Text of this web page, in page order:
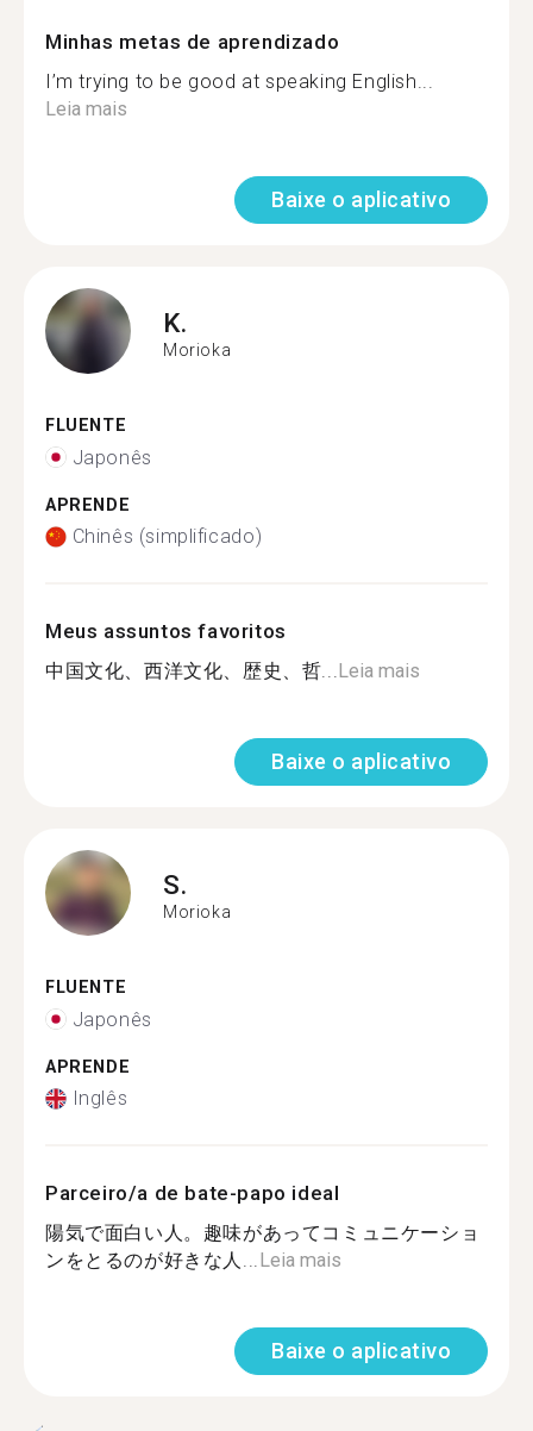
Minhas metas de aprendizado
I’m trying to be good at speaking English...
Leia mais
Baixe o aplicativo
K.
Morioka
FLUENTE
Japonês
APRENDE
Chinês (simplificado)
Meus assuntos favoritos
中国文化、西洋文化、歴史、哲...Leia mais
Baixe o aplicativo
S.
Morioka
FLUENTE
Japonês
APRENDE
Inglês
Parceiro/a de bate-papo ideal
陽気で面白い人。趣味があってコミュニケーショ
ンをとるのが好きな人...Leia mais
Baixe o aplicativo